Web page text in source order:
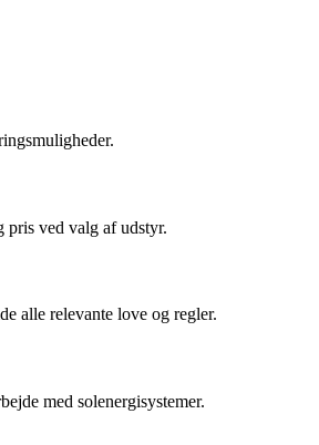
ved valg af udstyr.
alle relevante love og regler.
med solenergisystemer.